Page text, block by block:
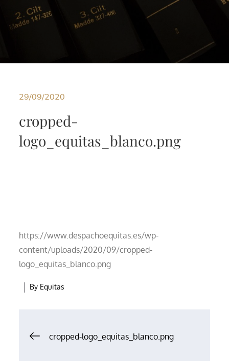
29/09/2020
cropped-
logo_equitas_blanco.png
https://www.despachoequitas.es/wp-
content/uploads/2020/09/cropped-
logo_equitas_blanco.png
By Equitas
Navegación
cropped-logo_equitas_blanco.png